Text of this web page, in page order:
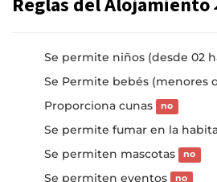
Se permite niños (desde 02
Se Permite bebés (menores
Proporciona cunas no
Se permite fumar en la
Se permiten mascotas no
Se permiten eventos no